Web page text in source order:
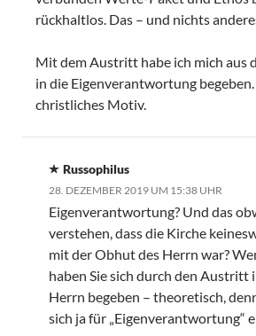
rückhaltlos. Das – und nichts
Mit dem Austritt habe ich mich aus
in die Eigenverantwortung
christliches Motiv.
Russophilus
28. DEZEMBER 2019 UM 15:38 UHR
Eigenverantwortung? Und das
verstehen, dass die Kirche
mit der Obhut des Herrn war?
haben Sie sich durch den Austritt
Herrn begeben – theoretisch,
sich ja für „Eigenverantwortung“